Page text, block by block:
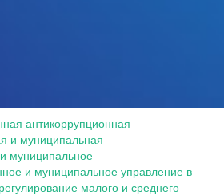
антикоррупционная
и муниципальная
муниципальное
и муниципальное управление в
малого и среднего